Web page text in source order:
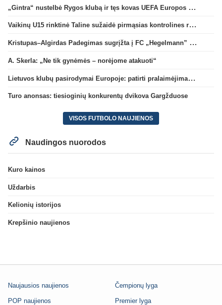
„Gintra“ nustelbė Rygos klubą ir tęs kovas UEFA Europos taurės atrankoje
Vaikinų U15 rinktinė Taline sužaidė pirmąsias kontrolines rungtynes
Kristupas–Algirdas Padegimas sugrįžta į FC „Hegelmann” B sudėtį
A. Skerla: „Ne tik gynėmės – norėjome atakuoti“
Lietuvos klubų pasirodymai Europoje: patirti pralaimėjimai Kroatijos atstovams
Turo anonsas: tiesioginių konkurentų dvikova Gargžduose
VISOS FUTBOLO NAUJIENOS
Naudingos nuorodos
Kuro kainos
Uždarbis
Kelionių istorijos
Krepšinio naujienos
Naujausios naujienos
POP naujienos
Čempionų lyga
Premier lyga